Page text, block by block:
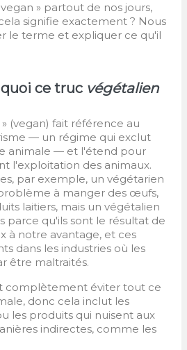
» partout de nos jours,
signifie exactement ? Nous
le terme et expliquer ce qu'il
ce truc végétalien
(vegan) fait référence au
— un régime qui exclut
animale — et l'étend pour
l'exploitation des animaux.
par exemple, un végétarien
à manger des œufs,
laitiers, mais un végétalien
parce qu'ils sont le résultat de
à notre avantage, et ces
dans les industries où les
être maltraités.
complètement éviter tout ce
donc cela inclut les
les produits qui nuisent aux
indirectes, comme les